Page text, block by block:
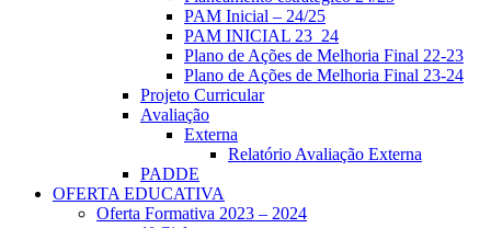
PAM Inicial – 24/25
PAM INICIAL 23_24
Plano de Ações de Melhoria Final 22-23
Plano de Ações de Melhoria Final 23-24
Projeto Curricular
Avaliação
Externa
Relatório Avaliação Externa
PADDE
OFERTA EDUCATIVA
Oferta Formativa 2023 – 2024